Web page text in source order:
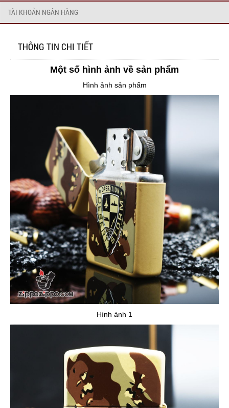
TÀI KHOẢN NGÂN HÀNG
THÔNG TIN CHI TIẾT
Một số hình ảnh về sản phẩm
Hình ảnh sản phẩm
Hình ảnh 1